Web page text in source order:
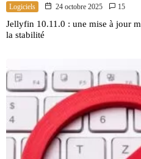
Logiciels 24 octobre 2025 15
Jellyfin 10.11.0 : une mise à jour
la stabilité